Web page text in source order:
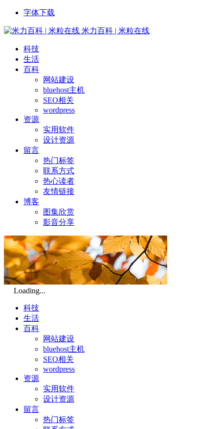
字体下载
米力百科 | 米粒在线
科技
生活
百科
网站建设
bluehost主机
SEO相关
wordpress
资源
实用软件
设计资源
留言
热门标签
联系方式
热心读者
友情链接
博客
图集欣赏
影音分享
Loading...
科技
生活
百科
网站建设
bluehost主机
SEO相关
wordpress
资源
实用软件
设计资源
留言
热门标签